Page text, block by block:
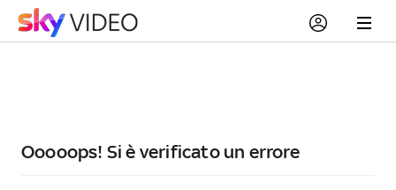
Ooooops! Si è verificato un errore